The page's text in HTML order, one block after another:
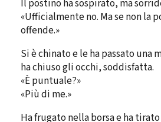
Il postino ha sospirato, ma
«Ufficialmente no. Ma se non la
offende.»
Si è chinato e le ha passato una
ha chiuso gli occhi, soddisfatta.
«È puntuale?»
«Più di me.»
Ha frugato nella borsa e ha